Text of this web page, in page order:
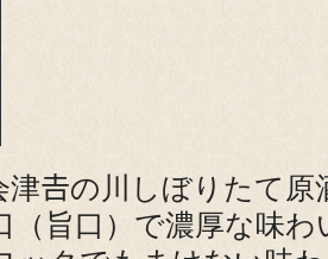
𠮷の川しぼりたて原
（旨口）で濃厚な味